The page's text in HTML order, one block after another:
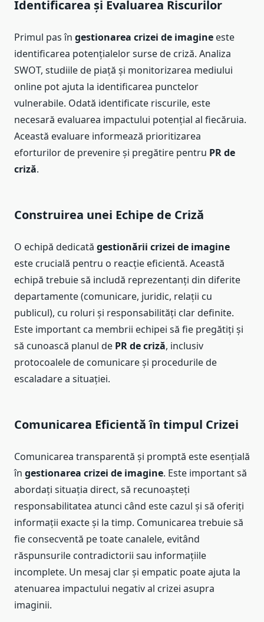
Identificarea și Evaluarea Riscurilor
Primul pas în gestionarea crizei de imagine este
identificarea potențialelor surse de criză. Analiza
SWOT, studiile de piață și monitorizarea mediului
online pot ajuta la identificarea punctelor
vulnerabile. Odată identificate riscurile, este
necesară evaluarea impactului potențial al fiecăruia.
Această evaluare informează prioritizarea
eforturilor de prevenire și pregătire pentru PR de
criză.
Construirea unei Echipe de Criză
O echipă dedicată gestionării crizei de imagine
este crucială pentru o reacție eficientă. Această
echipă trebuie să includă reprezentanți din diferite
departamente (comunicare, juridic, relații cu
publicul), cu roluri și responsabilități clar definite.
Este important ca membrii echipei să fie pregătiți și
să cunoască planul de PR de criză, inclusiv
protocoalele de comunicare și procedurile de
escaladare a situației.
Comunicarea Eficientă în timpul Crizei
Comunicarea transparentă și promptă este esențială
în gestionarea crizei de imagine. Este important să
abordați situația direct, să recunoașteți
responsabilitatea atunci când este cazul și să oferiți
informații exacte și la timp. Comunicarea trebuie să
fie consecventă pe toate canalele, evitând
răspunsurile contradictorii sau informațiile
incomplete. Un mesaj clar și empatic poate ajuta la
atenuarea impactului negativ al crizei asupra
imaginii.